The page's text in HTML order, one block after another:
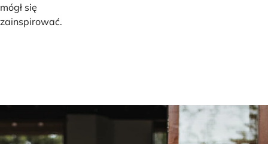
mógł się
zainspirować.